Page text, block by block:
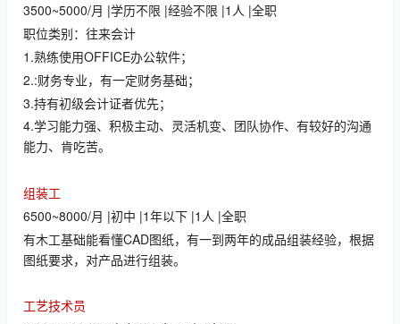
3500~5000/月 |学历不限 |经验不限 |1人 |全职
职位类别：往来会计
1.熟练使用OFFICE办公软件；
2.:财务专业，有一定财务基础；
3.持有初级会计证者优先；
4.学习能力强、积极主动、灵活机变、团队协作、有较好的沟通
能力、肯吃苦。
组装工
6500~8000/月 |初中 |1年以下 |1人 |全职
有木工基础能看懂CAD图纸，有一到两年的成品组装经验，根据
图纸要求，对产品进行组装。
工艺技术员